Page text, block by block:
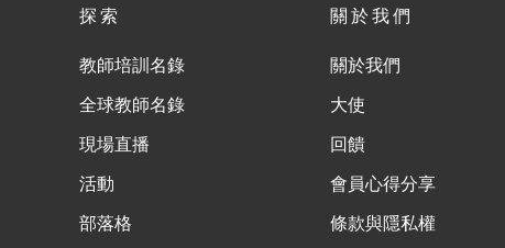
探索
教師培訓名錄
全球教師名錄
現場直播
活動
部落格
關於我們
關於我們
大使
回饋
會員心得分享
條款與隱私權